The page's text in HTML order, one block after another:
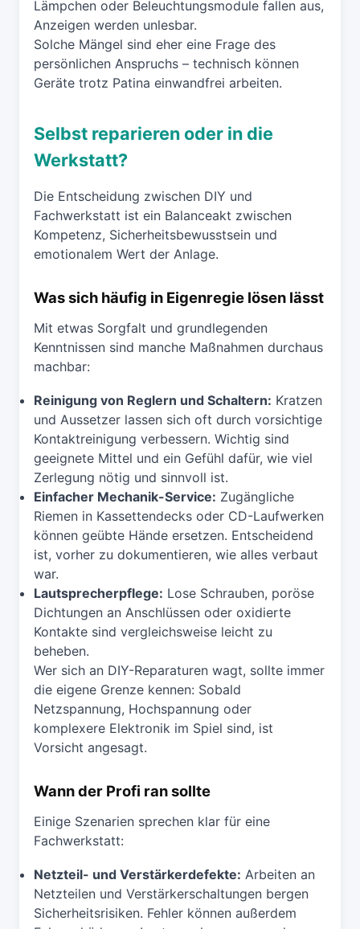
Lämpchen oder Beleuchtungsmodule fallen aus,
Anzeigen werden unlesbar.
Solche Mängel sind eher eine Frage des
persönlichen Anspruchs – technisch können
Geräte trotz Patina einwandfrei arbeiten.
Selbst reparieren oder in die
Werkstatt?
Die Entscheidung zwischen DIY und
Fachwerkstatt ist ein Balanceakt zwischen
Kompetenz, Sicherheitsbewusstsein und
emotionalem Wert der Anlage.
Was sich häufig in Eigenregie lösen lässt
Mit etwas Sorgfalt und grundlegenden
Kenntnissen sind manche Maßnahmen durchaus
machbar:
Reinigung von Reglern und Schaltern: Kratzen
und Aussetzer lassen sich oft durch vorsichtige
Kontaktreinigung verbessern. Wichtig sind
geeignete Mittel und ein Gefühl dafür, wie viel
Zerlegung nötig und sinnvoll ist.
Einfacher Mechanik-Service: Zugängliche
Riemen in Kassettendecks oder CD-Laufwerken
können geübte Hände ersetzen. Entscheidend
ist, vorher zu dokumentieren, wie alles verbaut
war.
Lautsprecherpflege: Lose Schrauben, poröse
Dichtungen an Anschlüssen oder oxidierte
Kontakte sind vergleichsweise leicht zu
beheben.
Wer sich an DIY-Reparaturen wagt, sollte immer
die eigene Grenze kennen: Sobald
Netzspannung, Hochspannung oder
komplexere Elektronik im Spiel sind, ist
Vorsicht angesagt.
Wann der Profi ran sollte
Einige Szenarien sprechen klar für eine
Fachwerkstatt:
Netzteil- und Verstärkerdefekte: Arbeiten an
Netzteilen und Verstärkerschaltungen bergen
Sicherheitsrisiken. Fehler können außerdem